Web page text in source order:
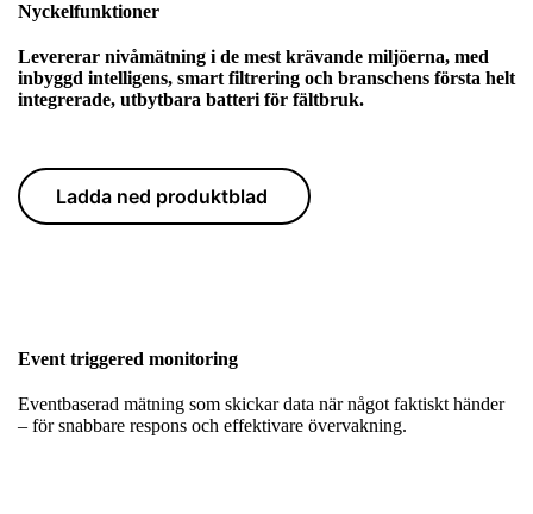
Nyckelfunktioner
Levererar nivåmätning i de mest krävande miljöerna, med
inbyggd intelligens, smart filtrering och branschens första helt
integrerade, utbytbara batteri för fältbruk.
Ladda ned produktblad
Event triggered monitoring
Eventbaserad mätning som skickar data när något faktiskt händer
– för snabbare respons och effektivare övervakning.